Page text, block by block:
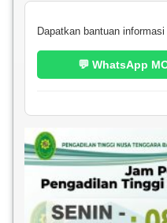
Dapatkan bantuan
💬 WhatsApp